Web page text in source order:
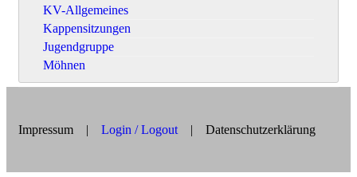
KV-Allgemeines
Kappensitzungen
Jugendgruppe
Möhnen
Impressum | Login / Logout | Datenschutzerklärung